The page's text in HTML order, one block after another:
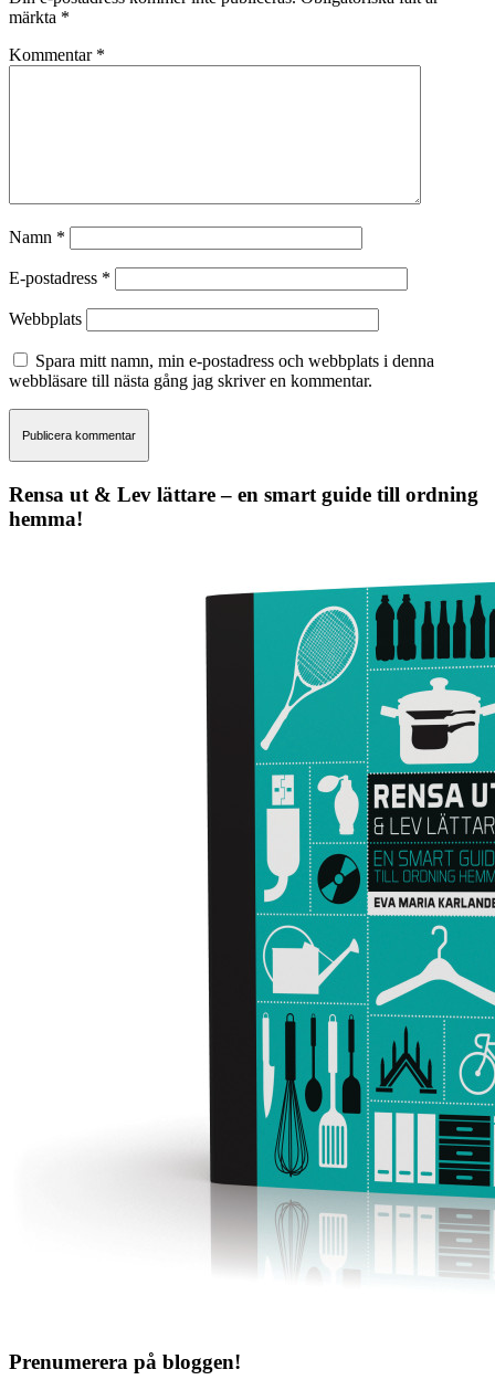
märkta *
Kommentar *
Namn *
E-postadress *
Webbplats
Spara mitt namn, min e-postadress och webbplats i denna
webbläsare till nästa gång jag skriver en kommentar.
Rensa ut & Lev lättare – en smart guide till ordning
hemma!
Prenumerera på bloggen!